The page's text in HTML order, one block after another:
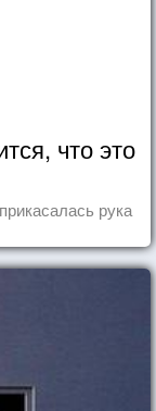
что это
рука